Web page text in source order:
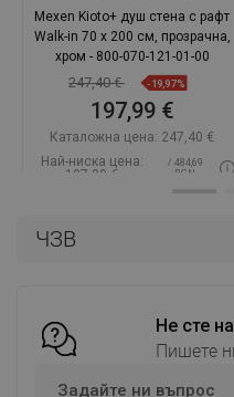
ЧЗВ
Не сте
Пишете
Задайте ни въпрос
Mexen Kioto+ душ стена с рафт
Walk-in 70 x 200 см, прозрачна,
хром - 800-070-121-01-00
247,40 € -19,97%
197,99 €
Каталожна цена: 247,40 €
Най-ниска цена:
197,99 €
/ 484,69
BGN
Добави в количката